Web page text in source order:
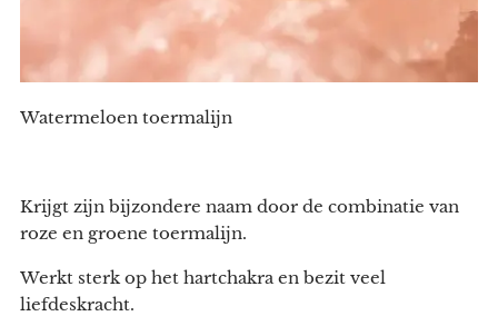
Watermeloen toermalijn
Krijgt zijn bijzondere naam door de combinatie van
roze en groene toermalijn.
Werkt sterk op het hartchakra en bezit veel
liefdeskracht.